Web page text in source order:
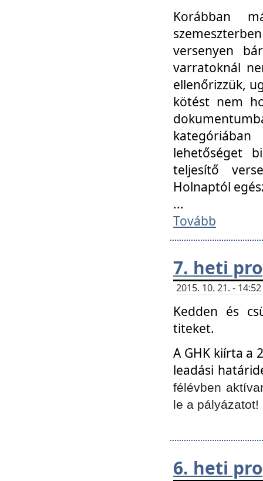
Korábban
versenyen
varratoknál
ellenőrizzük,
kötést nem
lehetőséget
teljesítő
Holnaptól
...
Tovább
7. heti
2015. 10. 21. -
Kedden és
titeket.
A GHK kiírta a
leadási
félévben
le a pályázatot!
6. heti